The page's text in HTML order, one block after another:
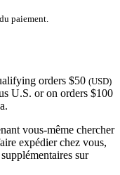
paiement.
orders $50 (USD)
U.S. or on orders $100
vous-même chercher
expédier chez vous,
sur